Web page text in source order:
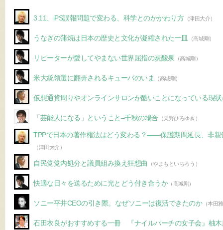
3.11、iPS誤報問題で変わる、科学とのかかわり方（津田大介）
うなぎの蒲焼は日本の歴史と文化が凝縮された一皿 （高城剛）
リピーターが愛してやまない世界屈指の炭酸泉 （高城剛）
米大統領選に翻弄されるキューバのいま （高城剛）
仮想通貨周りやオンラインサロンが酷いことになっている現
「芸能人になる」ということ–千秋の場合 （天野ひろゆき）
TPPで日本の著作権法はどう変わる？――保護期間延長、非親
（津田大介）
自民党党内処分と議員組み換え狂想曲 （やまもといちろう）
快適な日々を送るために光とどう付き合うか（高城剛）
ソニー平井CEOの引き際。なぜソニーは復活できたのか（本田
石田衣良がおすすめする一冊 『ナイルパーチの女子会』柚木